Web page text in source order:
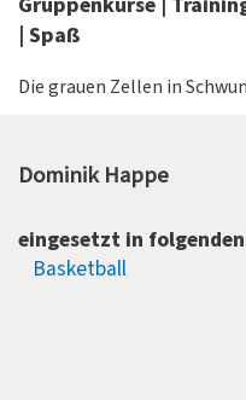
| Spaß
Die grauen Zellen in
Dominik Happe
eingesetzt in
Basketball